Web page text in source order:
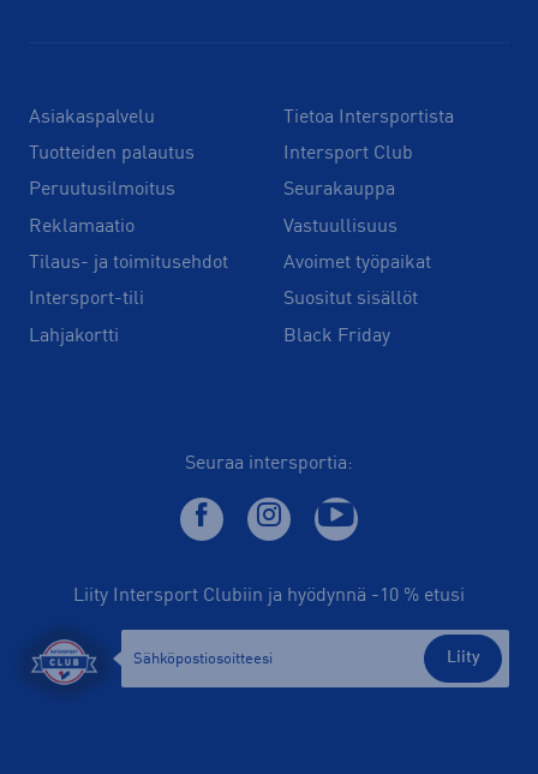
Asiakaspalvelu
Tuotteiden palautus
Peruutusilmoitus
Reklamaatio
Tilaus- ja toimitusehdot
Intersport-tili
Lahjakortti
Tietoa Intersportista
Intersport Club
Seurakauppa
Vastuullisuus
Avoimet työpaikat
Suositut sisällöt
Black Friday
Seuraa intersportia:
Liity Intersport Clubiin ja hyödynnä -10 % etusi
Liity